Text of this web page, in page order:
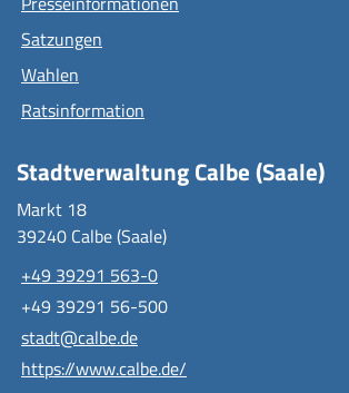
Satzungen
Wahlen
Ratsinformation
Stadtverwaltung Calbe (Saale)
Markt 18
39240 Calbe (Saale)
+49 39291 563-0
+49 39291 56-500
stadt@calbe.de
https://www.calbe.de/